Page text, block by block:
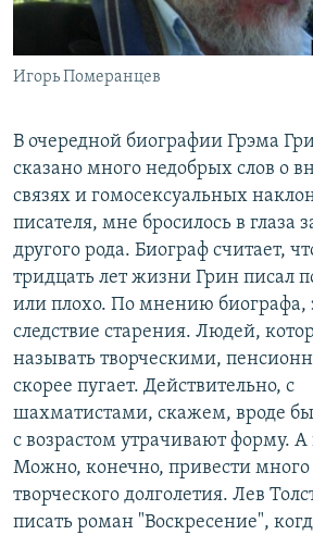
İNFOQRAFIKA
KARIKATURA
AZƏRBAYCAN ƏDƏBIYYATI KITABXANASI
İSLAM VƏ DEMOKRATIYA
MISSIYAMIZ
PEŞƏ ETIKASI VƏ JURNALISTIKA
AZADLIQRADIOSU MOBIL TELEFONUNUZDA
BIZIMLƏ ƏLAQƏ
XƏBƏR BÜLLETENLƏRIMIZ
RFE/RL-in bütün saytları
Игорь Померанцев
В очередной биографии Грэма
сказано много недобрых слов о
связях и гомосексуальных
писателя, мне бросилось в глаза
другого рода. Биограф считает,
тридцать лет жизни Грин писал
или плохо. По мнению биографа,
следствие старения. Людей,
называть творческими,
скорее пугает. Действительно, с
шахматистами, скажем, вроде бы
с возрастом утрачивают форму. А
Можно, конечно, привести
творческого долголетия. Лев
писать роман "Воскресение",